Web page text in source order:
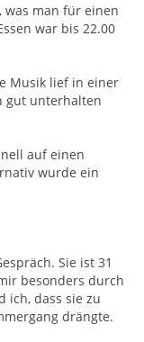
was man für einen
war bis 22.00
Musik lief in einer
gut unterhalten
auf einen
wurde ein
Sie ist 31
besonders durch
ich, dass sie zu
drängte.